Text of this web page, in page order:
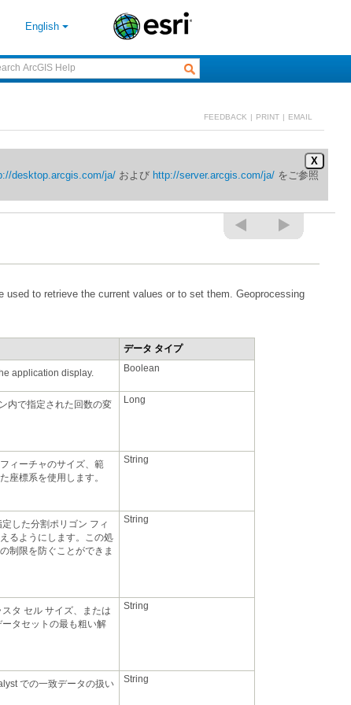
English
FEEDBACK | PRINT | EMAIL
X
desktop.arcgis.com/ja/および http://server.arcgis.com/ja/
データ タイプ
application display. Boolean
Long
座標系を使用します。
String
String
String
String